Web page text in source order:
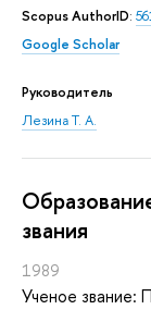
Scopus AuthorID:
Google Scholar
Руководитель
Лезина Т. А.
звания
1989
Ученое звание: